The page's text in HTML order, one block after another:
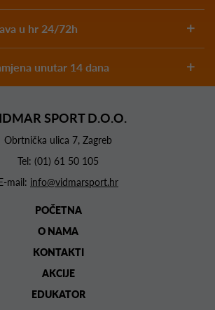
u hr 24/72h
unutar 14 dana
SPORT D.O.O.
Obrtnička ulica 7, Zagreb
Tel: (01) 61 50 105
mail: info@vidmarsport.hr
POČETNA
O NAMA
KONTAKTI
AKCIJE
EDUKATOR